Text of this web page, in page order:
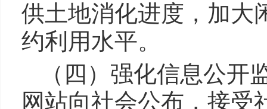
供土地消化进度，加大
约利用水平。
（四）强化信息公
网站向社会公布，接受